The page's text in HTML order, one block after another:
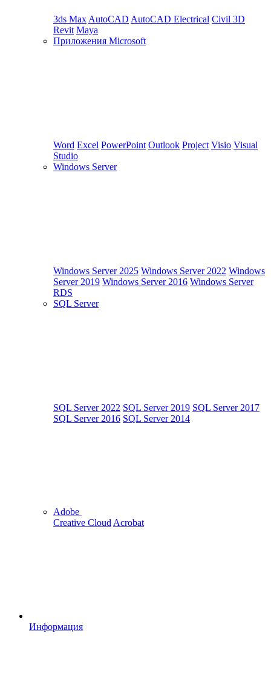
3ds Max AutoCAD AutoCAD Electrical Civil 3D
Revit Maya
Приложения Microsoft
Word Excel PowerPoint Outlook Project Visio Visual
Studio
Windows Server
Windows Server 2025 Windows Server 2022 Windows
Server 2019 Windows Server 2016 Windows Server
RDS
SQL Server
SQL Server 2022 SQL Server 2019 SQL Server 2017
SQL Server 2016 SQL Server 2014
Adobe
Creative Cloud Acrobat
Информация